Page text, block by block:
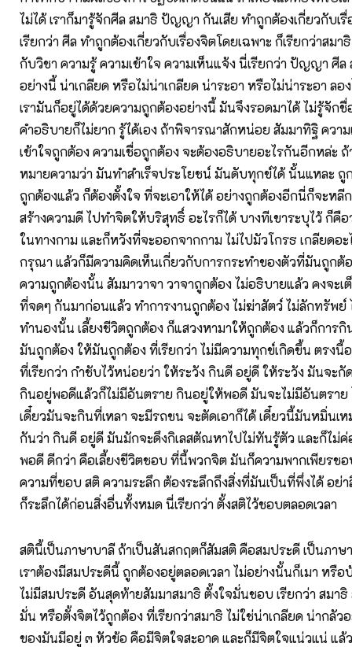
ไม่ได้ เราก็มารู้จักศีล สมาธิ ปัญญา กันเสีย ทำถูกต้องเกี่ยวกับเรื่
เรียกว่า ศีล ทำถูกต้องเกี่ยวกับเรื่องจิตโดยเฉพาะ ก็เรียกว่าสมา
กับวิชา ความรู้ ความเข้าใจ ความเห็นแจ้ง นี่เรียกว่า ปัญญา ศี
อย่างนี้ น่าเกลียด หรือไม่น่าเกลียด น่าระอา หรือไม่น่าระอา ล
เรามันก็อยู่ได้ด้วยความถูกต้องอย่างนี้ มันจึงรอดมาได้ ไม่รู้จักชื่
คำอธิบายก็ไม่ยาก รู้ได้เอง ถ้าพิจารณาสักหน่อย สัมมาทิฐิ ควา
เข้าใจถูกต้อง ความเชื่อถูกต้อง จะต้องอธิบายอะไรกันอีกหล่ะ
หมายความว่า มันทำสำเร็จประโยชน์ มันดับทุกข์ได้ นั้นแหละ ถู
ถูกต้องแล้ว ก็ต้องตั้งใจ ที่จะเอาให้ได้ อย่างถูกต้องอีกนี่ก็จะหลี
สร้างความดี ไปทำจิตให้บริสุทธิ์ อะไรก็ได้ บางทีเขาระบุไว้ ก็คื
ในทางกาม และก็หวังที่จะออกจากกาม ไม่ไปมัวโกรธ เกลียดอะ
กรุณา แล้วก็มีความคิดเห็นเกี่ยวกับการกระทำของตัวที่มันถูกต้
ความถูกต้องนั้น สัมมาวาจา วาจาถูกต้อง ไม่อธิบายแล้ว คงจะ
ที่จดๆ กันมาก่อนแล้ว ทำการงานถูกต้อง ไม่ฆ่าสัตว์ ไม่ลักทรัพย์
ทำนองนั้น เลี้ยงชีวิตถูกต้อง ก็แสวงหามาให้ถูกต้อง แล้วก็การกิ
มันถูกต้อง ให้มันถูกต้อง ที่เรียกว่า ไม่มีความทุกข์เกิดขึ้น ตรงนี้
ที่เรียกว่า กำชับไว้หน่อยว่า ให้ระวัง กินดี อยู่ดี ให้ระวัง มันจะกั
กินอยู่พอดีแล้วก็ไม่มีอันตราย กินอยู่ให้พอดี มันจะไม่มีอันตราย
เดี๋ยวมันจะกินที่เหลา จะมีรถชน จะตัดเอาก็ได้ เดี๋ยวนี้มันหมิ่นเ
กันว่า กินดี อยู่ดี มันมักจะดึงกิเลสตัณหาไปไม่ทันรู้ตัว และก็ไม่
พอดี ดีกว่า คือเลี้ยงชีวิตชอบ ที่นี้พวกจิต มันก็ความพากเพียรช
ความที่ชอบ สติ ความระลึก ต้องระลึกถึงสิ่งที่มันเป็นที่พึ่งได้ อย่า
ก็ระลึกได้ก่อนสิ่งอื่นทั้งหมด นี่เรียกว่า ตั้งสติไว้ชอบตลอดเวลา
สตินี้เป็นภาษาบาลี ถ้าเป็นสันสกฤตก็สัมสติ คือสมประดี เป็นภาษ
เราต้องมีสมประดีนี้ ถูกต้องอยู่ตลอดเวลา ไม่อย่างนั้นก็เมา หรื
ไม่มีสมประดี อันสุดท้ายสัมมาสมาธิ ตั้งใจมั่นชอบ เรียกว่า สมาธิ
มั่น หรือตั้งจิตไว้ถูกต้อง ที่เรียกว่าสมาธิ ไม่ใช่น่าเกลียด น่ากลัว
ของมันมีอยู่ ๓ หัวข้อ คือมีจิตใจสะอาด และก็มีจิตใจแน่วแน่ แล้